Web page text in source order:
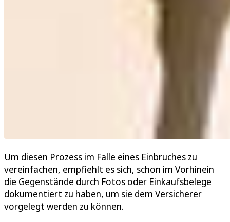
Um diesen Prozess im Falle eines Einbruches zu
vereinfachen, empfiehlt es sich, schon im Vorhinein
die Gegenstände durch Fotos oder Einkaufsbelege
dokumentiert zu haben, um sie dem Versicherer
vorgelegt werden zu können.